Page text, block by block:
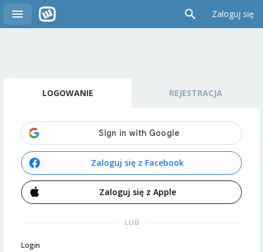
Zaloguj się
LOGOWANIE REJESTRACJA
Zaloguj się z Facebook
Zaloguj się z Apple
LUB
Login